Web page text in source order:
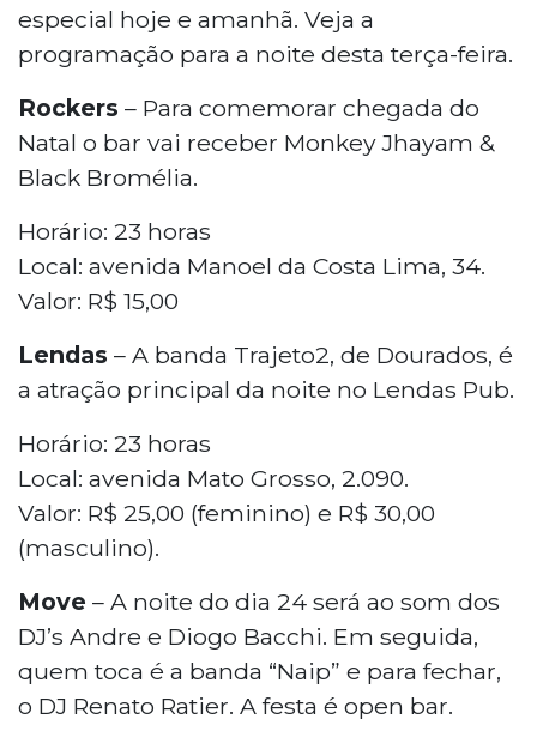
especial hoje e amanhã. Veja a
programação para a noite desta terça-feira.
Rockers – Para comemorar chegada do
Natal o bar vai receber Monkey Jhayam &
Black Bromélia.
Horário: 23 horas
Local: avenida Manoel da Costa Lima, 34.
Valor: R$ 15,00
Lendas – A banda Trajeto2, de Dourados, é
a atração principal da noite no Lendas Pub.
Horário: 23 horas
Local: avenida Mato Grosso, 2.090.
Valor: R$ 25,00 (feminino) e R$ 30,00
(masculino).
Move – A noite do dia 24 será ao som dos
DJ’s Andre e Diogo Bacchi. Em seguida,
quem toca é a banda “Naip” e para fechar,
o DJ Renato Ratier. A festa é open bar.